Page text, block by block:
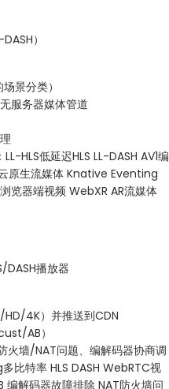
）
景分类）
服务器媒体管道
HLS低延迟HLS LL-DASH AV1编
原生流媒体 Knative Eventing
览器端视频 WebXR AR流媒体
播放器
4K）并推送到CDN
AB）
火墙/NAT问题、编解码器协商调
比特率 HLS DASH WebRTC视
解码器故障排除 NAT防火墙问